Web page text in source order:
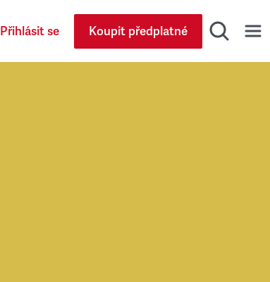
Přihlásit se Koupit předplatné